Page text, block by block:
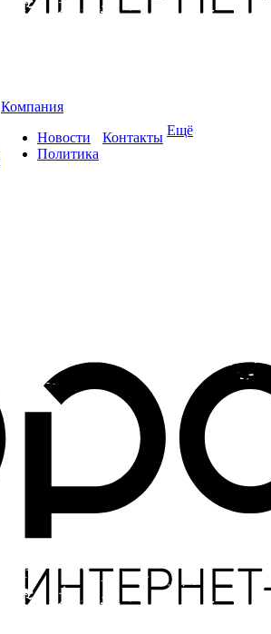
Компания
Новости
Политика
Контакты Ещё